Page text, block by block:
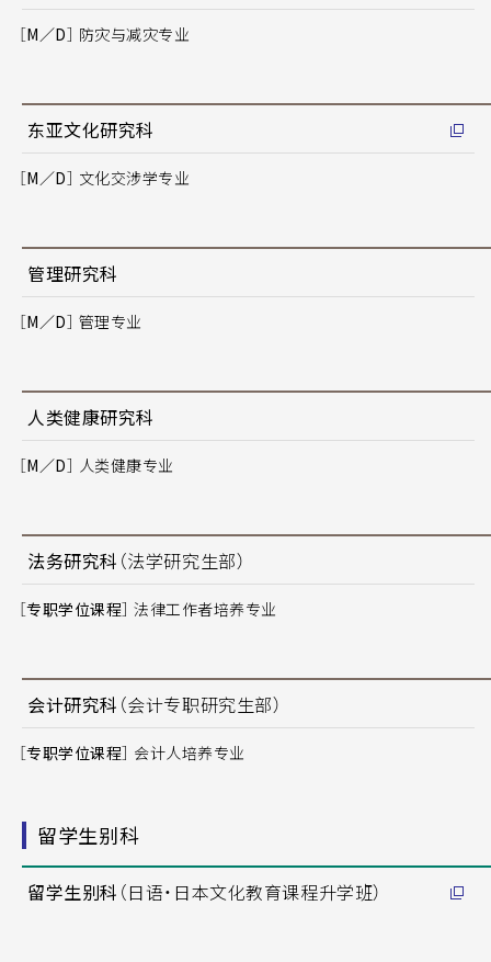
［M／D］ 防灾与减灾专业
东亚文化研究科
［M／D］ 文化交涉学专业
管理研究科
［M／D］ 管理专业
人类健康研究科
［M／D］ 人类健康专业
法务研究科 （法学研究生部）
［专职学位课程］ 法律工作者培养专业
会计研究科 （会计专职研究生部）
［专职学位课程］ 会计人培养专业
留学生别科
留学生别科 （日语・日本文化教育课程升学班）